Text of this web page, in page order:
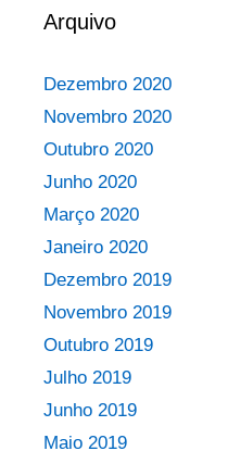
Arquivo
Dezembro 2020
Novembro 2020
Outubro 2020
Junho 2020
Março 2020
Janeiro 2020
Dezembro 2019
Novembro 2019
Outubro 2019
Julho 2019
Junho 2019
Maio 2019